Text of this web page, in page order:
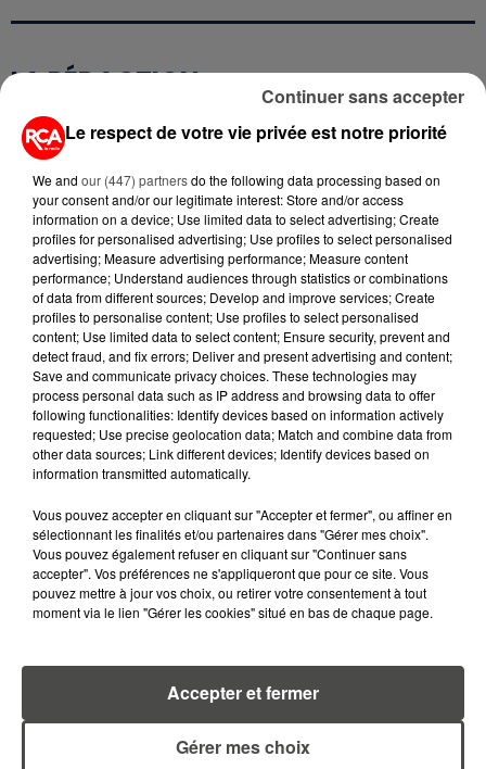
LA RÉDACTION
RCA
DIMITRI COUTAND
Journaliste
MARGOT DOUÉTIL
Journaliste
Le respect de votre vie privée est notre priorité
We and our (447) partnersdo the following data processing based on
your consent and/or our legitimate interest: Store and/or access
information on a device; Use limited data to select advertising; Create
profiles for personalised advertising; Use profiles to select personalised
advertising; Measure advertising performance; Measure content
performance; Understand audiences through statistics or combinations
of data from different sources; Develop and improve services; Create
profiles to personalise content; Use profiles to select personalised
content; Use limited data to select content; Ensure security, prevent and
detect fraud, and fix errors; Deliver and present advertising and content;
Save and communicate privacy choices. These technologies may
process personal data such as IP address and browsing data to offer
following functionalities: Identify devices based on information actively
requested; Use precise geolocation data; Match and combine data from
other data sources; Link different devices; Identify devices based on
information transmitted automatically.
Vous pouvez accepter en cliquant sur "Accepter et fermer", ou affiner en
sélectionnant les finalités et/ou partenaires dans "Gérer mes choix".
Vous pouvez également refuser en cliquant sur "Continuer sans
accepter". Vos préférences ne s'appliqueront que pour ce site. Vous
pouvez mettre à jour vos choix, ou retirer votre consentement à tout
moment via le lien "Gérer les cookies" situé en bas de chaque page.
Gérer mes choix
Accepter et fermer
Continuer sans accepter